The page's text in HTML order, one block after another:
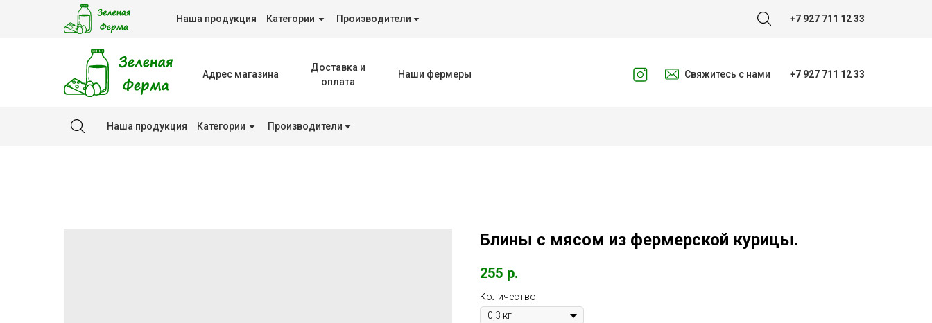
Производители +7 927 711 12 33
Наша продукция Категории
Адрес магазина
Доставка и
оплата
Наши фермеры Свяжитесь с нами +7 927 711 12 33
Наша продукция Категории Производители
Блины с мясом из фермерской курицы.
255 р.
Количество: